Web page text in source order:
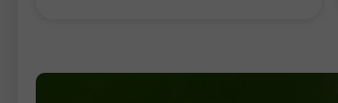
กำลังพยายามเปิดรอบการขึ้นรอบใหม่